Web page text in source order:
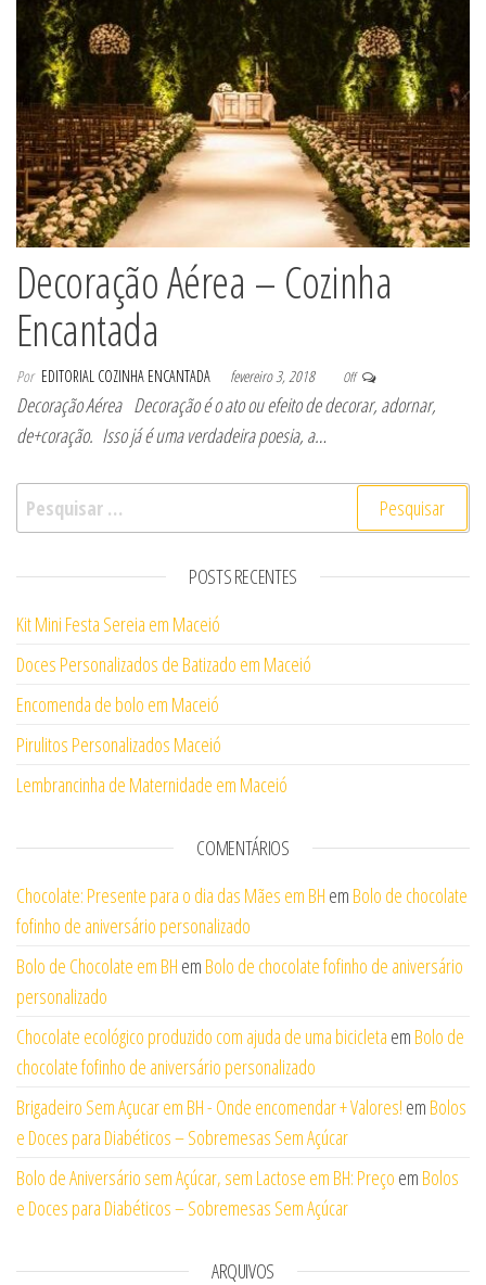
Decoração Aérea – Cozinha
Encantada
Por EDITORIAL COZINHA ENCANTADA fevereiro 3, 2018 Off
Decoração Aérea Decoração é o ato ou efeito de decorar, adornar,
de+coração. Isso já é uma verdadeira poesia, a…
Pesquisar por:
POSTS RECENTES
Kit Mini Festa Sereia em Maceió
Doces Personalizados de Batizado em Maceió
Encomenda de bolo em Maceió
Pirulitos Personalizados Maceió
Lembrancinha de Maternidade em Maceió
COMENTÁRIOS
Chocolate: Presente para o dia das Mães em BH em Bolo de chocolate
fofinho de aniversário personalizado
Bolo de Chocolate em BH em Bolo de chocolate fofinho de aniversário
personalizado
Chocolate ecológico produzido com ajuda de uma bicicleta em Bolo de
chocolate fofinho de aniversário personalizado
Brigadeiro Sem Açucar em BH - Onde encomendar + Valores! em Bolos
e Doces para Diabéticos – Sobremesas Sem Açúcar
Bolo de Aniversário sem Açúcar, sem Lactose em BH: Preço em Bolos
e Doces para Diabéticos – Sobremesas Sem Açúcar
ARQUIVOS